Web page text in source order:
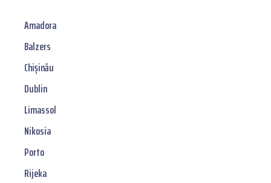
Amadora
Balzers
Chișinău
Dublin
Limassol
Nikosia
Porto
Rijeka